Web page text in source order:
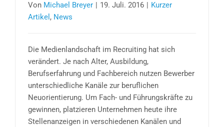
Von Michael Breyer 19. Juli. 2016
Kurzer
Artikel , News
Die Medienlandschaft im Recruiting hat sich
verändert. Je nach Alter, Ausbildung,
Berufserfahrung und Fachbereich nutzen Bewerber
unterschiedliche Kanäle zur beruflichen
Neuorientierung. Um Fach- und Führungskräfte zu
gewinnen, platzieren Unternehmen heute ihre
Stellenanzeigen in verschiedenen Kanälen und